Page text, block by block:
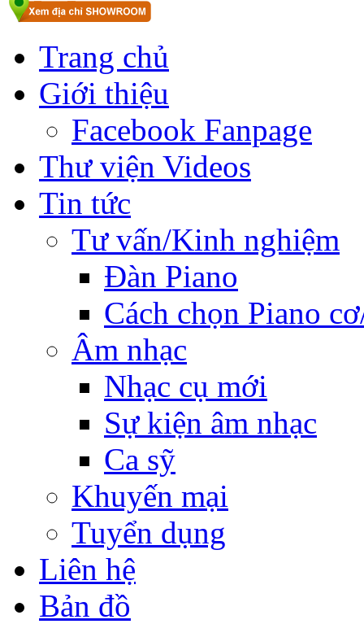
Trang chủ
Giới thiệu
Facebook Fanpage
Thư viện Videos
Tin tức
Tư vấn/Kinh nghiệm
Đàn Piano
Cách chọn Piano
Âm nhạc
Nhạc cụ mới
Sự kiện âm nhạc
Ca sỹ
Khuyến mại
Tuyển dụng
Liên hệ
Bản đồ